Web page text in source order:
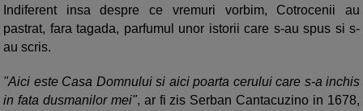
Indiferent insa despre ce vremuri vorbim, Cotrocenii au
pastrat, fara tagada, parfumul unor istorii care s-au spus si s-
au scris.
"Aici este Casa Domnului si aici poarta cerului care s-a inchis
in fata dusmanilor mei", ar fi zis Serban Cantacuzino in 1678,